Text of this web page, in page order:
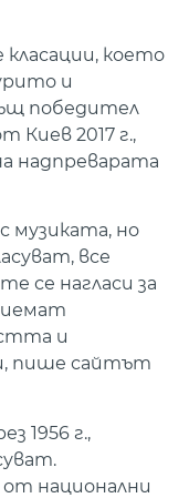
класации, което
и
победител
Киев 2017 г.,
надпреварата
музиката, но
все
се нагласи за
и
пише сайтът
1956 г.,
национални